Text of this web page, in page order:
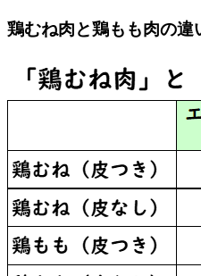
鶏むね肉と鶏もも肉の違